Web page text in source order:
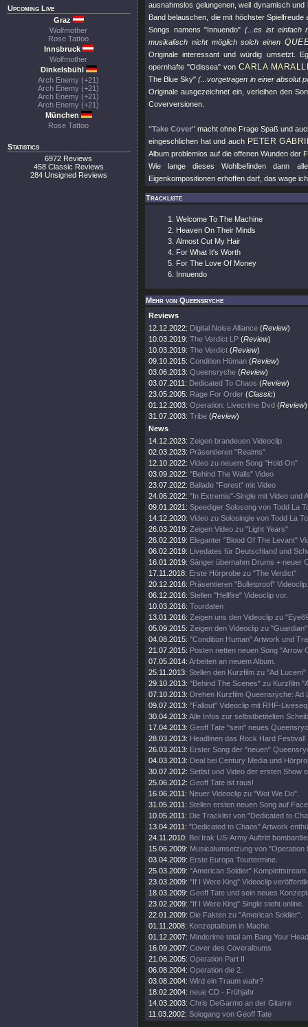
Upcoming Live
Graz
Wolfmother
Rose Tattoo
Innsbruck
Wolfmother
Dinkelsbühl
Arch Enemy (+21)
Arch Enemy (+21)
Arch Enemy (+21)
Arch Enemy (+21)
München
Rose Tattoo
Statistics
6972 Reviews
458 Classic Reviews
284 Unsigned Reviews
ausnahmslos gelungenen, weil dynamisch
Band belauschen, die mit höchster
Songs namens"Innuendo" (...es ist einfach
musikalisch nicht möglich solch einen
Originale interessant und würdig umsetzt.
opernhafte "Odissea"von CARLA
The Blue Sky" (...vorgetragen in einer absolut
Originale ausgezeichnet ein, verleihen den
Coverversionen.
"Take Cover" macht ohne Frage Spaß und
eingeschlichen hat und auch PETER
Album problemlos auf die offenen Wunden der
Wie lange dieses Wohlbefinden dann
Eigenkompositionen erhoffen darf, das wage
Trackliste
Welcome To The Machine
Heaven On Their Minds
Almost Cut My Hair
For What It's Worth
For The Love Of Money
Innuendo
Mehr von Queensryche
Reviews
12.12.2022: Digital Noise Alliance (Review)
10.03.2019: The Verdict LP (Review)
10.03.2019: The Verdict (Review)
09.10.2015: Condition Hüman (Review)
03.06.2013: Queensryche (Review)
03.07.2011: Dedicated To Chaos (Review)
23.05.2005: Rage For Order (Classic)
01.12.2003: Operation: Livecrime Dvd (Review)
31.07.2003: Tribe (Review)
News
14.12.2023: Zeigen brandeuen Videoclip
02.03.2023: Präsentieren "Realms"
12.10.2022: Video zu neuem Song "Hold On"
03.09.2022: "Behind The Walls" Video
23.07.2022: Ballade "Forest" mit Video
24.06.2022: "In Extremis"-Single mit Video und
09.01.2021: Speediger Solosong von Todd La
14.12.2020: Video zu Solosingle von Todd La
26.03.2019: Zeigen Video zu "Light Years"
26.02.2019: Eleganter "Blood Of The Levant"
06.02.2019: Livedates für Deutschland und
16.01.2019: Sänger übernahm Drums + neuer
17.11.2018: Erste Hörprobe zu "The Verdict"
20.12.2016: Präsentieren "Bulletproof" Videoclip.
06.12.2016: Stellen "Hellfire" Videoclip vor.
10.03.2016: Tourdaten
13.01.2016: Zeigen uns den Videoclip zu
05.09.2015: Zeigen den Videoclip zu
04.08.2015: "Condition Human" Artwork und
21.07.2015: Posten netten neuen Song "Arrow
07.05.2014: Arbeiten an neuem Album.
25.11.2013: Stellen den Kurzfilm zu "Ad Lucem"
29.10.2013: "Behind The Scenes" zu Kurzfilm
07.10.2013: Drehen Kurzfilm Queensrÿche: Ad
09.07.2013: "Fallout" Videoclip mit RHF-
30.04.2013: Alle Infos zur selbstbetitelten
17.04.2013: Geoff Tate "sein" neues
28.03.2013: Headlinen das Rock Hard Festival!
26.03.2013: Erster Song der "neuen"
04.03.2013: Deal bei Century Media und
30.07.2012: Setlist und Video der ersten Show
25.06.2012: Geoff Tate ist raus!
16.06.2011: Neuer Videoclip zu "Wot We Do".
31.05.2011: Stellen ersten neuen Song auf
10.05.2011: Die Tracklist von "Dedicated to
13.04.2011: "Dedicated to Chaos" Artwork
24.11.2010: Bei Irak US-Army Auftritt
15.06.2009: Musicalumsetzung von "Operation
03.04.2009: Erste Europa Tourtermine.
25.03.2009: "American Soldier" Komplettstream.
23.03.2009: "If I Were King" Videoclip
18.03.2009: Geoff Tate und sein neues
23.02.2009: "If I Were King" Single steht online.
22.01.2009: Die Fakten zu "American Soldier".
01.11.2008: Konzeptalbum in Mache.
01.12.2007: Mindcrime total am Bang Your
16.09.2007: Cover des Coveralbums
21.06.2005: Operation Part II
06.08.2004: Operation die 2.
03.08.2004: Wird ein Traum wahr?
18.02.2004: neue CD - Frühjahr
14.03.2003: Chris DeGarmo an der Gitarre
11.03.2002: Sologang von Geoff Tate